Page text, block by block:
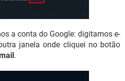
a conta do Google: digitamos e-
janela onde cliquei no botão
.